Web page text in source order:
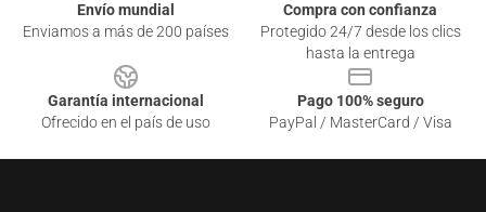
Envío mundial
Enviamos a más de 200 países
Compra con confianza
Protegido 24/7 desde los clics
hasta la entrega
Garantía internacional
Ofrecido en el país de uso
Pago 100% seguro
PayPal / MasterCard / Visa